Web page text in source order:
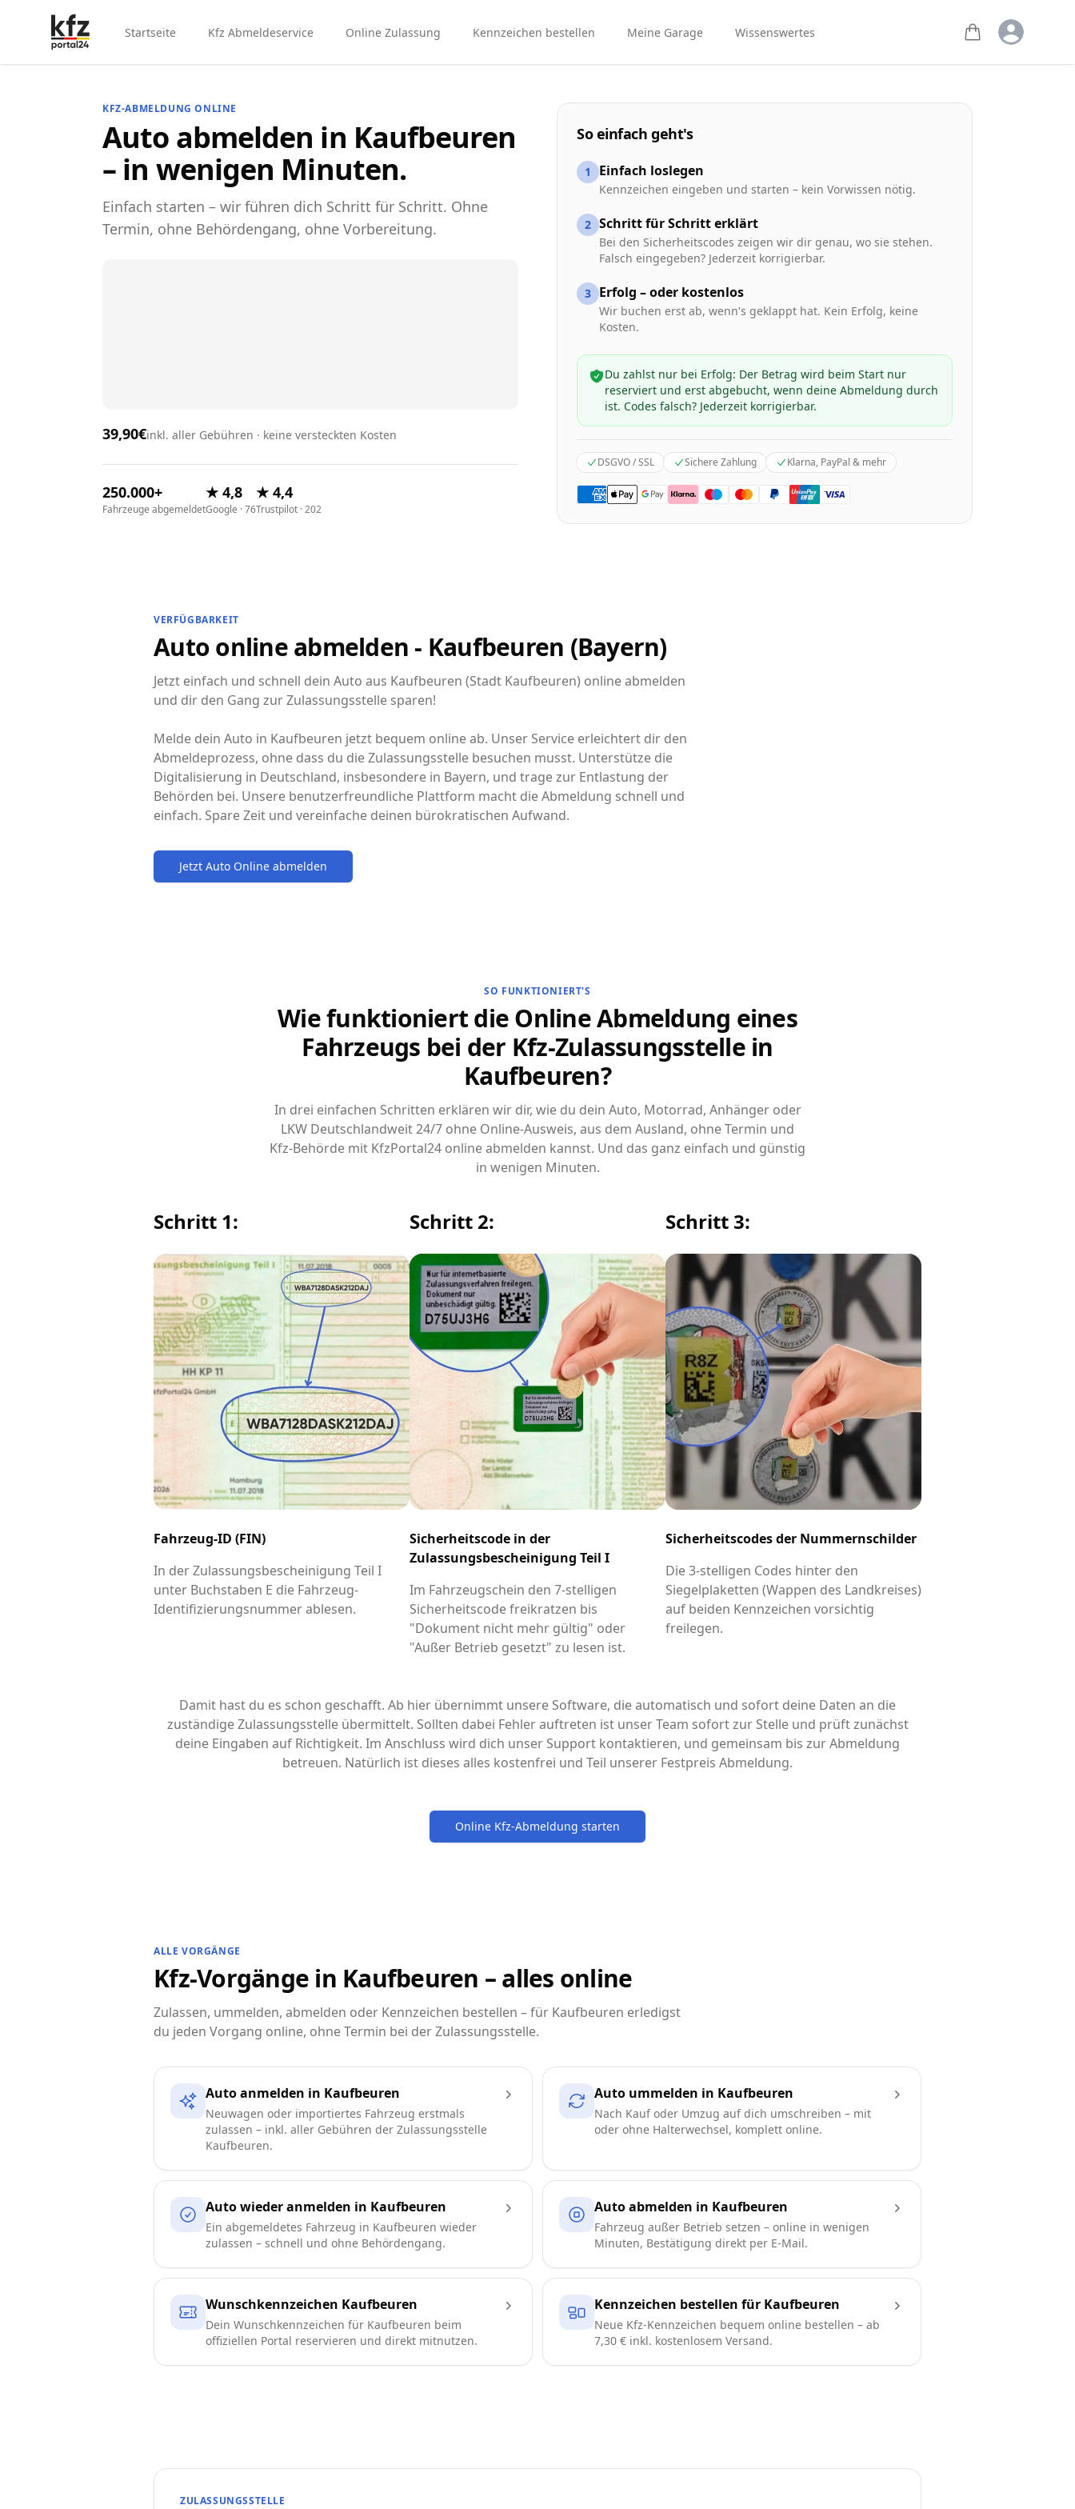
Startseite Kfz Abmeldeservice Online Zulassung Kennzeichen bestellen Meine Garage Wissenswertes Open user
KFZ-ABMELDUNG ONLINE
Auto abmelden in Kaufbeuren
– in wenigen Minuten.
Einfach starten – wir führen dich Schritt für Schritt. Ohne
Termin, ohne Behördengang, ohne Vorbereitung.
39,90€inkl. aller Gebühren · keine versteckten Kosten
250.000+
Fahrzeuge abgemeldet
★ 4,8
Google · 76
★ 4,4
Trustpilot · 202
So einfach geht's
1 Einfach loslegen
Kennzeichen eingeben und starten – kein Vorwissen nötig.
2 Schritt für Schritt erklärt
Bei den Sicherheitscodes zeigen wir dir genau, wo sie stehen.
Falsch eingegeben? Jederzeit korrigierbar.
3 Erfolg – oder kostenlos
Wir buchen erst ab, wenn's geklappt hat. Kein Erfolg, keine
Kosten.
Du zahlst nur bei Erfolg: Der Betrag wird beim Start nur
reserviert und erst abgebucht, wenn deine Abmeldung durch
ist. Codes falsch? Jederzeit korrigierbar.
DSGVO / SSL Sichere Zahlung Klarna, PayPal & mehr
VERFÜGBARKEIT
Auto online abmelden - Kaufbeuren (Bayern)
Jetzt einfach und schnell dein Auto aus Kaufbeuren (Stadt Kaufbeuren) online abmelden
und dir den Gang zur Zulassungsstelle sparen!
Melde dein Auto in Kaufbeuren jetzt bequem online ab. Unser Service erleichtert dir den
Abmeldeprozess, ohne dass du die Zulassungsstelle besuchen musst. Unterstütze die
Digitalisierung in Deutschland, insbesondere in Bayern, und trage zur Entlastung der
Behörden bei. Unsere benutzerfreundliche Plattform macht die Abmeldung schnell und
einfach. Spare Zeit und vereinfache deinen bürokratischen Aufwand.
Jetzt Auto Online abmelden
SO FUNKTIONIERT'S
Wie funktioniert die Online Abmeldung eines
Fahrzeugs bei der Kfz-Zulassungsstelle in
Kaufbeuren?
In drei einfachen Schritten erklären wir dir, wie du dein Auto, Motorrad, Anhänger oder
LKW Deutschlandweit 24/7 ohne Online-Ausweis, aus dem Ausland, ohne Termin und
Kfz-Behörde mit KfzPortal24 online abmelden kannst. Und das ganz einfach und günstig
in wenigen Minuten.
Schritt 1:
Fahrzeug-ID (FIN)
In der Zulassungsbescheinigung Teil I
unter Buchstaben E die Fahrzeug-
Identifizierungsnummer ablesen.
Schritt 2:
Sicherheitscode in der
Zulassungsbescheinigung Teil I
Im Fahrzeugschein den 7-stelligen
Sicherheitscode freikratzen bis
"Dokument nicht mehr gültig" oder
"Außer Betrieb gesetzt" zu lesen ist.
Schritt 3:
Sicherheitscodes der Nummernschilder
Die 3-stelligen Codes hinter den
Siegelplaketten (Wappen des Landkreises)
auf beiden Kennzeichen vorsichtig
freilegen.
Damit hast du es schon geschafft. Ab hier übernimmt unsere Software, die automatisch und sofort deine Daten an die
zuständige Zulassungsstelle übermittelt. Sollten dabei Fehler auftreten ist unser Team sofort zur Stelle und prüft zunächst
deine Eingaben auf Richtigkeit. Im Anschluss wird dich unser Support kontaktieren, und gemeinsam bis zur Abmeldung
betreuen. Natürlich ist dieses alles kostenfrei und Teil unserer Festpreis Abmeldung.
Online Kfz-Abmeldung starten
ALLE VORGÄNGE
Kfz-Vorgänge in Kaufbeuren – alles online
Zulassen, ummelden, abmelden oder Kennzeichen bestellen – für Kaufbeuren erledigst
du jeden Vorgang online, ohne Termin bei der Zulassungsstelle.
Auto anmelden in Kaufbeuren
Neuwagen oder importiertes Fahrzeug erstmals
zulassen – inkl. aller Gebühren der Zulassungsstelle
Kaufbeuren.
Auto ummelden in Kaufbeuren
Nach Kauf oder Umzug auf dich umschreiben – mit
oder ohne Halterwechsel, komplett online.
Auto wieder anmelden in Kaufbeuren
Ein abgemeldetes Fahrzeug in Kaufbeuren wieder
zulassen – schnell und ohne Behördengang.
Auto abmelden in Kaufbeuren
Fahrzeug außer Betrieb setzen – online in wenigen
Minuten, Bestätigung direkt per E-Mail.
Wunschkennzeichen Kaufbeuren
Dein Wunschkennzeichen für Kaufbeuren beim
offiziellen Portal reservieren und direkt mitnutzen.
Kennzeichen bestellen für Kaufbeuren
Neue Kfz-Kennzeichen bequem online bestellen – ab
7,30 € inkl. kostenlosem Versand.
ZULASSUNGSSTELLE